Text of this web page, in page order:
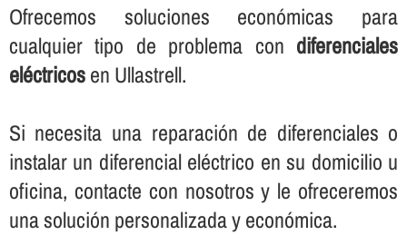
Ofrecemos soluciones económicas para
cualquier tipo de problema con diferenciales
eléctricosen Ullastrell.
Si necesita una reparación de diferenciales o
instalar un diferencial eléctrico en su domicilio u
oficina, contacte con nosotros y le ofreceremos
una solución personalizada y económica.